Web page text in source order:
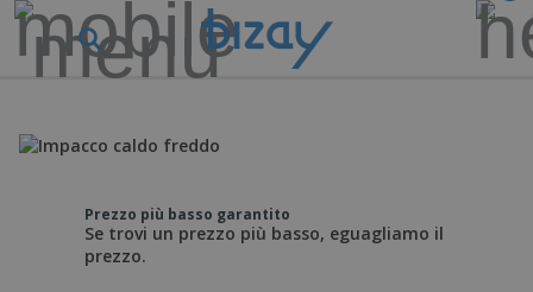
Prezzo più basso garantito
Se trovi un prezzo più basso, eguagliamo il
prezzo.